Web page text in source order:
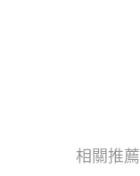
相關推薦